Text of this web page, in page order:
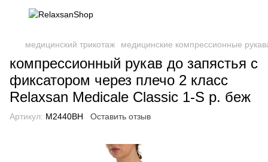
медицинский трикотаж медицинские компрессионные
компрессионный рукав до запястья с
фиксатором через плечо 2 класс
Relaxsan Medicale Classic 1-S р. беж
Артикул: M2440BH Оставить отзыв